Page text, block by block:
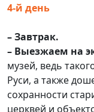
4-й день
– Завтрак.
– Выезжаем на
музей, ведь
Руси, а также
сохранности
церквей и